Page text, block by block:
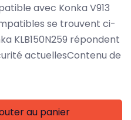
avec Konka V913
se trouvent ci-
KLB150N259 répondent
actuellesContenu de
au panier